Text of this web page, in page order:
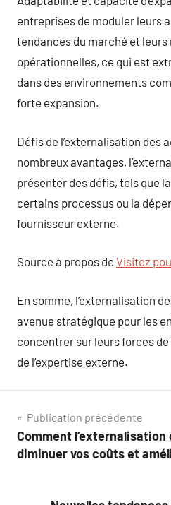
entreprises de moduler leurs
tendances du marché et
opérationnelles, ce qui est
dans des environnements
forte expansion.
Défis de l’externalisation des
nombreux avantages,
présenter des défis, tels que
certains processus ou la
fournisseur externe.
Source à propos de Visitez
En somme, l’externalisation
avenue stratégique pour les
concentrer sur leurs forces
de l’expertise externe.
Navigation
de
Publication précédente
Comment
diminuer vos coûts et